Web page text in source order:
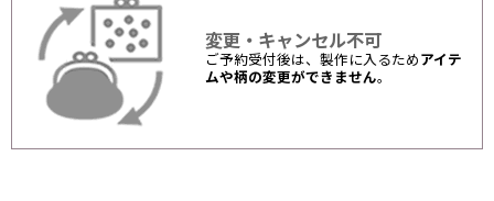
変更・キャンセル不可
ご予約受付後は、製作に入るため アイテ
ムや柄の変更ができません。